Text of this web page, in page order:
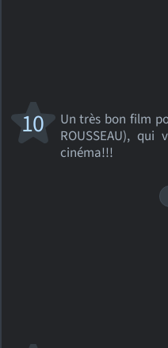
Un très bon film
ROUSSEAU),
cinéma!!!
10